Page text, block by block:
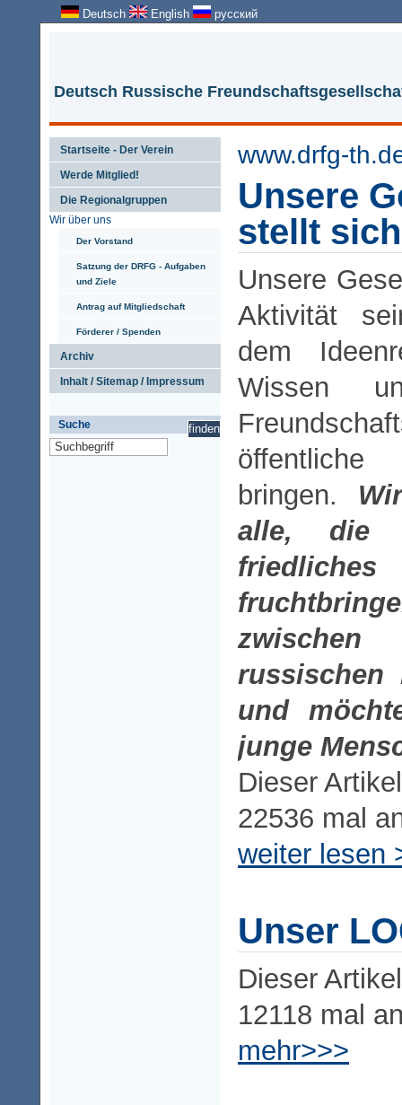
Deutsch English русский
Deutsch Russische
Startseite - Der Verein
Werde Mitglied!
Die Regionalgruppen
Wir über uns
Der Vorstand
Satzung der DRFG - Aufgaben
und Ziele
Antrag auf Mitgliedschaft
Förderer / Spenden
Archiv
Inhalt / Sitemap / Impressum
Suche
www.drfg-
Unsere
stellt
Unsere
Aktivität
dem
Wissen
bringen.
alle,
russischen
und
junge
Dieser
22536 mal
weiter lesen
Unser
Dieser
12118 mal
mehr>>>